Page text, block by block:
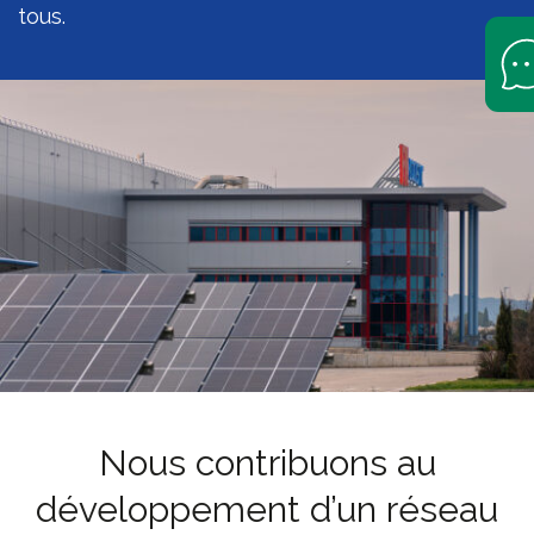
tous.
Nous contribuons au
développement d’un réseau